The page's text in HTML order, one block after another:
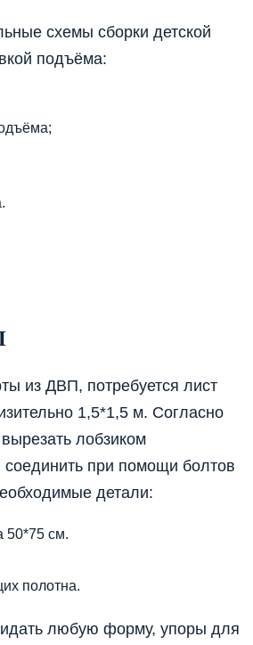
схемы сборки детской
подъёма:
из ДВП, потребуется лист
1,5*1,5 м. Согласно
лобзиком
при помощи болтов
детали:
50*75 см.
полотна.
любую форму, упоры для